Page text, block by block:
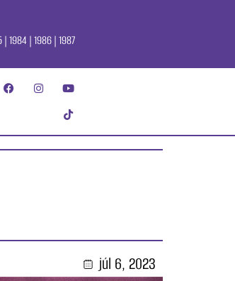
| 1984 | 1986 | 1987
júl 6, 2023